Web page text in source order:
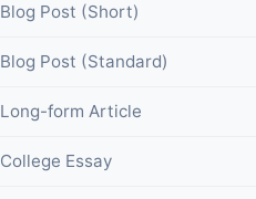
Blog Post (Short)
Blog Post (Standard)
Long-form Article
College Essay